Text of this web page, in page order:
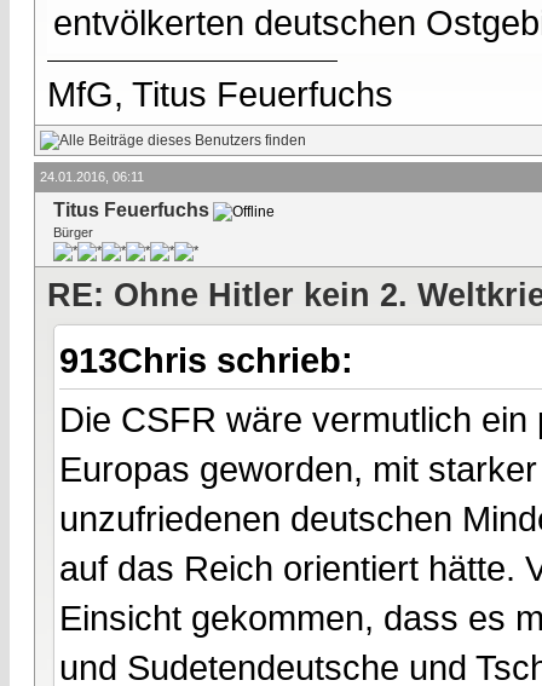
entvölkerten deutschen
MfG, Titus Feuerfuchs
24.01.2016, 06:11
Titus Feuerfuchs
Bürger
RE: Ohne Hitler kein 2.
913Chris schrieb:
Die CSFR wäre vermutlich
Europas geworden, mit
unzufriedenen deutschen
auf das Reich orientiert hätte.
Einsicht gekommen, dass es
und Sudetendeutsche und